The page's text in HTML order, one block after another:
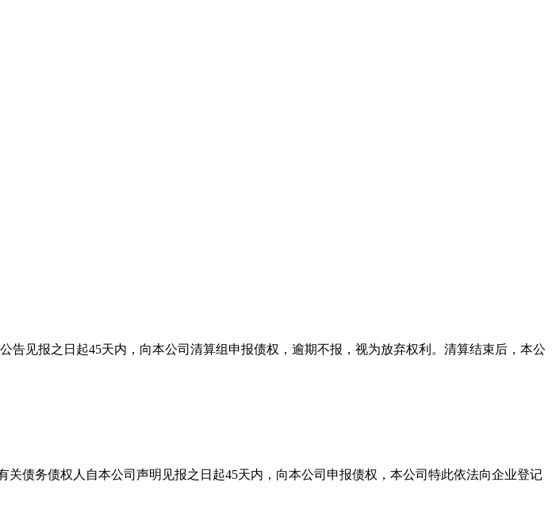
见报之日起45天内，向本公司清算组申报债权，逾期不报，视为放弃权利。清算结束后，本公
债务债权人自本公司声明见报之日起45天内，向本公司申报债权，本公司特此依法向企业登记